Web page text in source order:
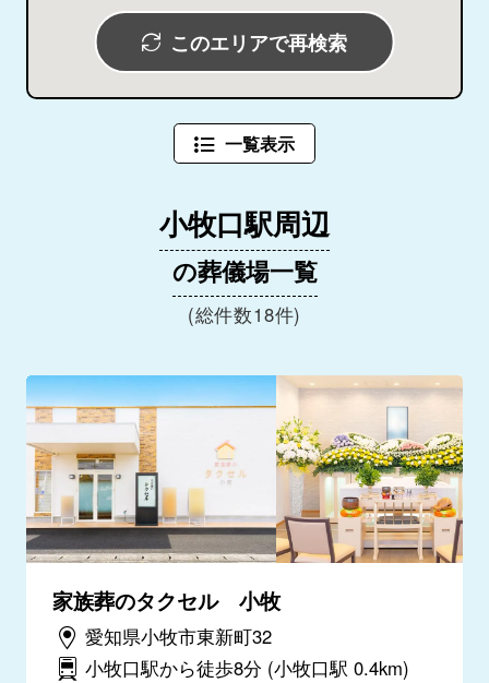
このエリアで再検索
一覧表示
小牧口駅周辺
の葬儀場一覧
(総件数18件)
家族葬のタクセル 小牧
愛知県小牧市東新町32
小牧口駅から徒歩8分 (小牧口駅 0.4km)